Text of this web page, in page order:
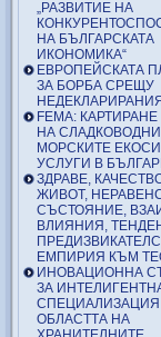
„РАЗВИТИЕ НА
НА БЪЛГАРСКАТА
ИКОНОМИКА“
ЕВРОПЕЙСКАТА
ЗА БОРБА СРЕЩУ
FEMA:
НА
МОРСКИТЕ
УСЛУГИ В
ЗДРАВЕ,
ЖИВОТ,
СЪСТОЯНИЕ,
ВЛИЯНИЯ,
ЕМПИРИЯ КЪМ
ИНОВАЦИОННА
ЗА
СПЕЦИАЛИЗАЦИЯ
ОБЛАСТТА НА